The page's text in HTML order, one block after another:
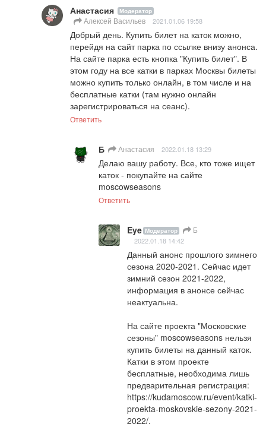
Анастасия Модератор
Алексей Васильев 2021.01.06 19:58
Добрый день. Купить билет на каток можно,
перейдя на сайт парка по ссылке внизу анонса.
На сайте парка есть кнопка "Купить билет". В
этом году на все катки в парках Москвы билеты
можно купить только онлайн, в том числе и на
бесплатные катки (там нужно онлайн
зарегистрироваться на сеанс).
Ответить
Б Анастасия 2022.01.18 13:29
Делаю вашу работу. Все, кто тоже ищет
каток - покупайте на сайте
moscowseasons
Ответить
Eye Модератор Б
2022.01.18 14:42
Данный анонс прошлого зимнего
сезона 2020-2021. Сейчас идет
зимний сезон 2021-2022,
информация в анонсе сейчас
неактуальна.
На сайте проекта "Московские
сезоны" moscowseasons нельзя
купить билеты на данный каток.
Катки в этом проекте
бесплатные, необходима лишь
предварительная регистрация:
https://kudamoscow.ru/event/katki-
proekta-moskovskie-sezony-2021-
2022/.